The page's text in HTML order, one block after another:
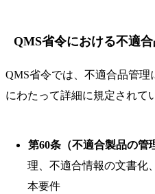
QMS省令における不適
QMS省令では、不適合品管理
にわたって詳細に規定されて
第60条（不適合製品の管
理、不適合情報の文書化
本要件